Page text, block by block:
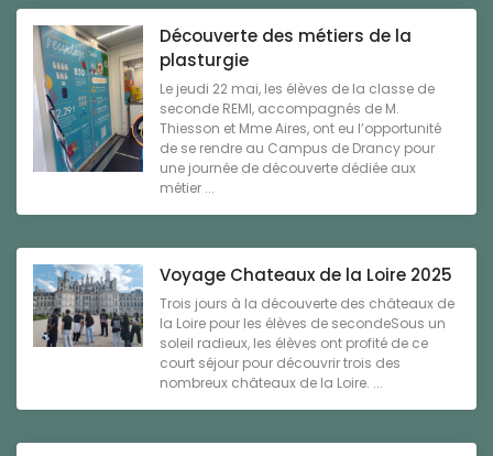
Découverte des métiers de la
plasturgie
Le jeudi 22 mai, les élèves de la classe de
seconde REMI, accompagnés de M.
Thiesson et Mme Aires, ont eu l’opportunité
de se rendre au Campus de Drancy pour
une journée de découverte dédiée aux
métier ...
Voyage Chateaux de la Loire 2025
Trois jours à la découverte des châteaux de
la Loire pour les élèves de secondeSous un
soleil radieux, les élèves ont profité de ce
court séjour pour découvrir trois des
nombreux châteaux de la Loire. ...